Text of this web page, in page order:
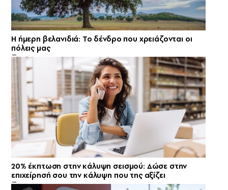
Η ήμερη βελανιδιά: Το δένδρο που χρειάζονται οι
πόλεις μας
20% έκπτωση στην κάλυψη σεισμού: Δώσε στην
επιχείρησή σου την κάλυψη που της αξίζει